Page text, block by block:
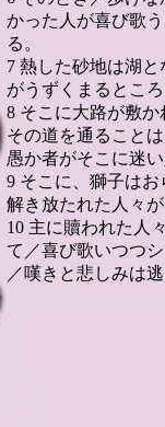
かった人が喜び歌
る。
7 熱した砂地は湖
がうずくまるとこ
8 そこに大路が敷
その道を通ること
愚か者がそこに迷
9 そこに、獅子はお
解き放たれた人々
10 主に贖われた人
て／喜び歌いつつ
／嘆きと悲しみは逃